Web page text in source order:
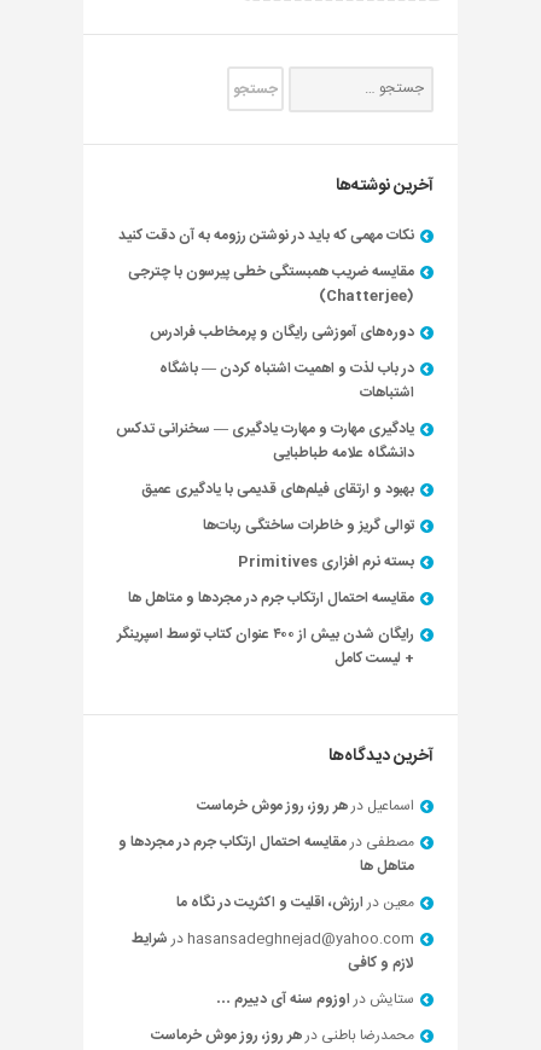
آخرین نوشته‌ها
نکات مهمی که باید در نوشتن رزومه به آن دقت کنید
مقایسه ضریب همبستگی خطی پیرسون با چترجی
(Chatterjee)
دوره‌های آموزشی رایگان و پرمخاطب فرادرس
در باب لذت و اهمیت اشتباه کردن — باشگاه
اشتباهات
یادگیری مهارت و مهارت یادگیری — سخنرانی تدکس
دانشگاه علامه طباطبایی
بهبود و ارتقای فیلم‌های قدیمی با یادگیری عمیق
توالی گریز و خاطرات ساختگی ربات‌ها
بسته نرم افزاری Primitives
مقایسه احتمال ارتکاب جرم در مجردها و متاهل ها
رایگان شدن بیش از ۴۰۰ عنوان کتاب توسط اسپرینگر
+ لیست کامل
آخرین دیدگاه‌ها
اسماعیل درهر روز، روز موش خرماست
مصطفی درمقایسه احتمال ارتکاب جرم در مجردها و
متاهل ها
معین درارزش، اقلیت و اکثریت در نگاه ما
hasansadeghnejad@yahoo.com درشرایط
لازم و کافی
ستایش دراوزوم سنه آی دییرم …
محمدرضا باطنی درهر روز، روز موش خرماست